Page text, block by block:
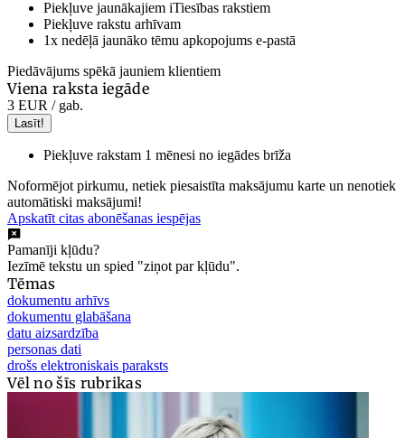
Piekļuve jaunākajiem iTiesības rakstiem
Piekļuve rakstu arhīvam
1x nedēļā jaunāko tēmu apkopojums e-pastā
Piedāvājums spēkā jauniem klientiem
Viena raksta iegāde
3 EUR / gab.
Lasīt!
Piekļuve rakstam 1 mēnesi no iegādes brīža
Noformējot pirkumu, netiek piesaistīta maksājumu karte un nenotiek
automātiski maksājumi!
Apskatīt citas abonēšanas iespējas
Pamanīji kļūdu?
Iezīmē tekstu un spied "ziņot par kļūdu".
Tēmas
dokumentu arhīvs
dokumentu glabāšana
datu aizsardzība
personas dati
drošs elektroniskais paraksts
Vēl no šīs rubrikas